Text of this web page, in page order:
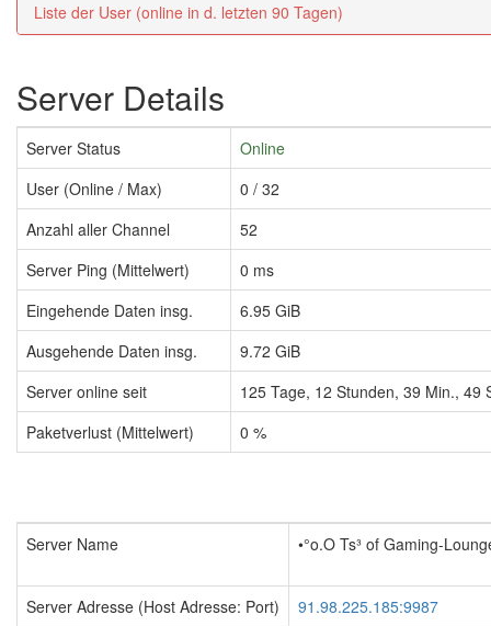
Liste der User (online in d. letzten 90 Tagen)
Server Details
Server Status
Online
User (Online / Max)
0 / 32
Anzahl aller Channel
52
Server Ping (Mittelwert)
0 ms
Eingehende Daten insg.
6.95 GiB
Ausgehende Daten insg.
9.72 GiB
Server online seit
125 Tage, 12 Stunden, 39 Min., 50
Paketverlust (Mittelwert)
0 %
Server Name •°o.O Ts³ of Gaming-
Server Adresse (Host Adresse: Port)
91.98.225.185:9987